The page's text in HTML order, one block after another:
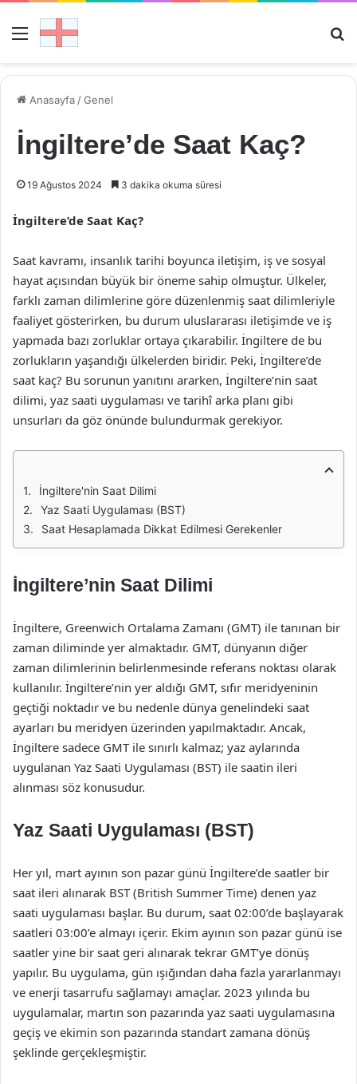
Menü
Anasayfa /Genel
İngiltere’de Saat Kaç?
19 Ağustos 2024 3 dakika okuma süresi
İngiltere’de Saat Kaç?
Saat kavramı, insanlık tarihi boyunca iletişim, iş ve sosyal
hayat açısından büyük bir öneme sahip olmuştur. Ülkeler,
farklı zaman dilimlerine göre düzenlenmiş saat dilimleriyle
faaliyet gösterirken, bu durum uluslararası iletişimde ve iş
yapmada bazı zorluklar ortaya çıkarabilir. İngiltere de bu
zorlukların yaşandığı ülkelerden biridir. Peki, İngiltere’de
saat kaç? Bu sorunun yanıtını ararken, İngiltere’nin saat
dilimi, yaz saati uygulaması ve tarihî arka planı gibi
unsurları da göz önünde bulundurmak gerekiyor.
İngiltere'nin Saat Dilimi
Yaz Saati Uygulaması (BST)
Saat Hesaplamada Dikkat Edilmesi Gerekenler
İngiltere’nin Saat Dilimi
İngiltere, Greenwich Ortalama Zamanı (GMT) ile tanınan bir
zaman diliminde yer almaktadır. GMT, dünyanın diğer
zaman dilimlerinin belirlenmesinde referans noktası olarak
kullanılır. İngiltere’nin yer aldığı GMT, sıfır meridyeninin
geçtiği noktadır ve bu nedenle dünya genelindeki saat
ayarları bu meridyen üzerinden yapılmaktadır. Ancak,
İngiltere sadece GMT ile sınırlı kalmaz; yaz aylarında
uygulanan Yaz Saati Uygulaması (BST) ile saatin ileri
alınması söz konusudur.
Yaz Saati Uygulaması (BST)
Her yıl, mart ayının son pazar günü İngiltere’de saatler bir
saat ileri alınarak BST (British Summer Time) denen yaz
saati uygulaması başlar. Bu durum, saat 02:00’de başlayarak
saatleri 03:00’e almayı içerir. Ekim ayının son pazar günü ise
saatler yine bir saat geri alınarak tekrar GMT’ye dönüş
yapılır. Bu uygulama, gün ışığından daha fazla yararlanmayı
ve enerji tasarrufu sağlamayı amaçlar. 2023 yılında bu
uygulamalar, martın son pazarında yaz saati uygulamasına
geçiş ve ekimin son pazarında standart zamana dönüş
şeklinde gerçekleşmiştir.